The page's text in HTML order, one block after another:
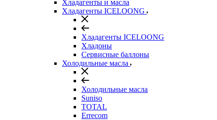
Хладагенты и масла
Хладагенты ICELOONG
Хладагенты ICELOONG
Хладоны
Сервисные баллоны
Холодильные масла
Холодильные масла
Suniso
TOTAL
Errecom